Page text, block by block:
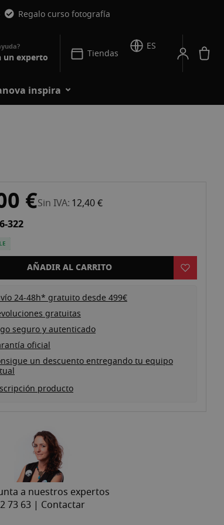
Regalo curso fotografía
un experto Tiendas
ES
inspira
€Sin IVA 12,40 €
322
AÑADIR AL CARRITO
24-48h* gratuito desde 499€
gratuitas
seguro y autenticado
oficial
un descuento entregando tu equipo
producto
a nuestros expertos
73 63 | Contactar